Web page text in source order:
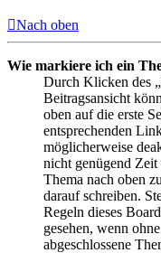
Nach oben
Wie markiere ich ein
Durch Klicken des
Beitragsansicht
oben auf die erste
entsprechenden
möglicherweise
nicht genügend Zeit
Thema nach oben
darauf schreiben.
Regeln dieses
gesehen, wenn
abgeschlossene